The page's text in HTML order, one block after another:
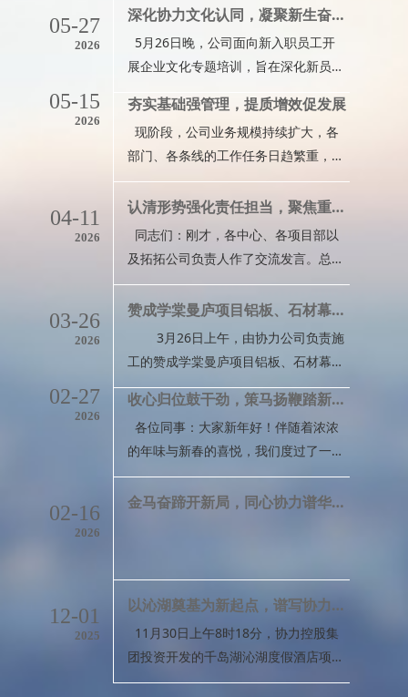
是一项长期而艰巨的任务。只能应对、
不能应付；重在“过硬”、而不是“过
关”。公司上下要立即行动起来，以全
员参与、全员负责的姿态，
村建设，以实际行动践行协力使命、彰
显民企温情与担当。捐赠证书据悉，花
开岭公益村坐落于富阳区银湖街道东坞
筹备建设。该公益项目聚焦“扶幼”“助
老”“壮青年”三大业务模块，持续打造乡
村公益项目集群，致力于赋能县域公
能美居模式，把花开岭建设
05-27
2026
深化协力文化认同，凝聚新生奋进力量——记公司首次新员工企业文化专题培训
5月26日晚，公司面向新入职员工开
展企业文化专题培训，旨在深化新员工
思想共识、凝聚新生力量，为公司持续
稳健发展筑牢根基。 本次培训是协力
公司成立十五年来首次系统化开展的企
业文化专题培训，公司董事长杨伦嗨亲
自授课。他以《同心协力，共筑未来》
为主题，围绕公司概况、企业文化核心
内容两大板块，全面回顾了公司从专业
自身与公司共同成
05-15
2026
夯实基础强管理，提质增效促发展
现阶段，公司业务规模持续扩大，各
部门、各条线的工作任务日趋繁重，对
内部管理和项目管控提出了更高标准与
要求。为进一步夯实管理基础、提升管
理质效，公司上下应当拧成一股绳、劲
往一处使，从干部作为、新人培育、项
注重自我提升中层干部，是推动公司发
展的中坚力量，是贯通高层决策部署与
基层落地执行的关键枢纽。作为协力的
中层干部，既要注重自我提升，
04-11
2026
认清形势强化责任担当，聚焦重点狠抓落地执行——杨伦嗨董事长在公司2026年一季度工作会议上的讲话
同志们：刚才，各中心、各项目部以
及拓拓公司负责人作了交流发言。总体
来说，大部分同志的汇报实事求是，谈
问题不遮不掩，充分说明了我们的部门
负责人对行业、对公司所面临的严峻形
势有了一个基本的认知和判断，这是一
准备仓促，汇报内容空洞、缺乏重点和
亮点。这种敷衍了事的态度，必须坚决
予以纠正。从一季度来看，公司整体运
期，重点工作任务、重点项目建
03-26
2026
赞成学棠曼庐项目铝板、石材幕墙工程顺利通过专项验收
3月26日上午，由协力公司负责施
工的赞成学棠曼庐项目铝板、石材幕墙
工程顺利通过专项验收。专项验收会
议 本次专项验收小组由建设、设
计、监理、施工等参建单位代表组成，
分别对工程实体质量、外观观感质量以
及资料开展全面核查。经现场勘验与资
料审阅，专项验收小组一致认为，本工
02-27
2026
收心归位鼓干劲，策马扬鞭踏新程——杨伦嗨董事长在公司2026年新春开工会议上的讲话
各位同事：大家新年好！伴随着浓浓
的年味与新春的喜悦，我们度过了一个
平稳祥和的春节假期。今天，我们齐聚
一堂、整装待发，召开2026年新春开
跑，认清形势明确方向节后收心，是全
年工作起步的关键第一关。长假结束
后，我们要立即从“假期模式”切换到“工
作模式”，克服思想上的松懈
02-16
2026
金马奋蹄开新局，同心协力谱华章——二〇二六年新春贺词
12-01
2025
以沁湖奠基为新起点，谱写协力发展新篇章——千岛湖沁湖度假酒店项目开工奠基典礼圆满礼成
11月30日上午8时18分，协力控股集
团投资开发的千岛湖沁湖度假酒店项目
开工奠基典礼顺利举行，正式拉开了工